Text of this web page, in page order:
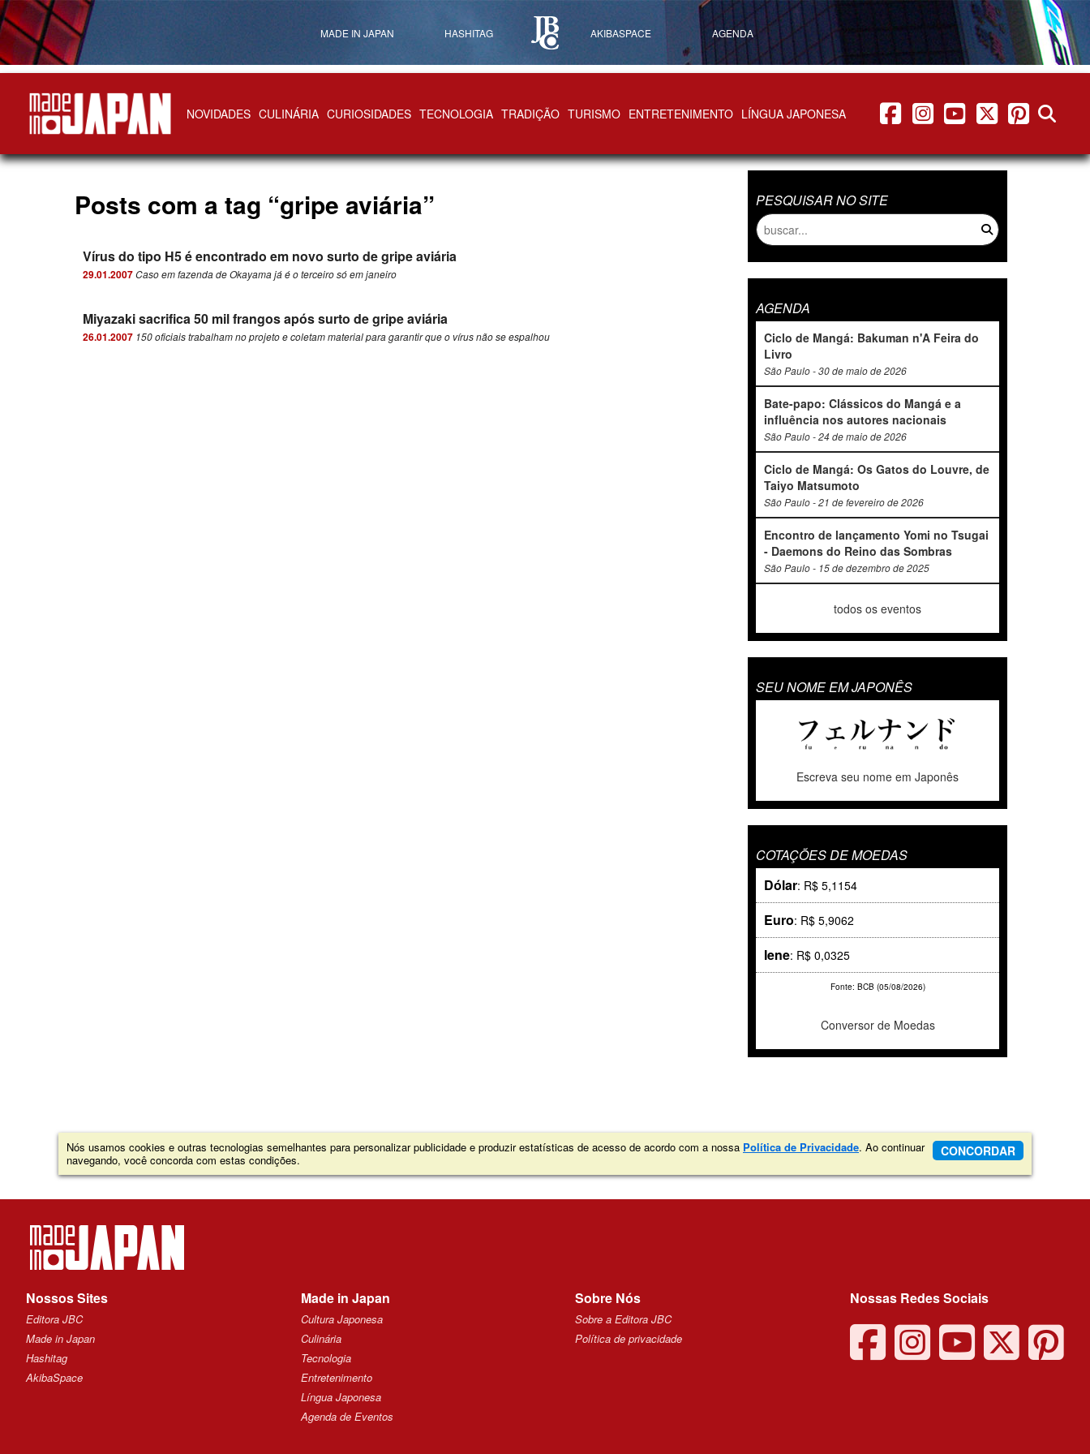
MADE IN JAPAN HASHITAG AKIBASPACE AGENDA
NOVIDADES CULINÁRIA CURIOSIDADES TECNOLOGIA TRADIÇÃO TURISMO ENTRETENIMENTO LÍNGUA JAPONESA facebook instagram youtube twitter pinterest
Posts com a tag “gripe aviária”
Vírus do tipo H5 é encontrado em novo surto de gripe aviária
29.01.2007Caso em fazenda de Okayama já é o terceiro só em janeiro
Miyazaki sacrifica 50 mil frangos após surto de gripe aviária
26.01.2007 150 oficiais trabalham no projeto e coletam material para garantir que o vírus não se espalhou
PESQUISAR NO SITE
AGENDA
Ciclo de Mangá: Bakuman n'A Feira do
Livro
São Paulo - 30 de maio de 2026
Bate-papo: Clássicos do Mangá e a
influência nos autores nacionais
São Paulo - 24 de maio de 2026
Ciclo de Mangá: Os Gatos do Louvre, de
Taiyo Matsumoto
São Paulo - 21 de fevereiro de 2026
Encontro de lançamento Yomi no Tsugai
- Daemons do Reino das Sombras
São Paulo - 15 de dezembro de 2025
todos os eventos
SEU NOME EM JAPONÊS
Escreva seu nome em Japonês
COTAÇÕES DE MOEDAS
Dólar: R$ 5,1154
Euro: R$ 5,9062
Iene: R$ 0,0325
Fonte: BCB (05/08/2026)
Conversor de Moedas
Nós usamos cookies e outras tecnologias semelhantes para personalizar publicidade e produzir estatísticas de acesso de acordo com a nossa Política de Privacidade. Ao continuar
navegando, você concorda com estas condições.
CONCORDAR
Nossos Sites
Editora JBC
Made in Japan
Hashitag
AkibaSpace
Made in Japan
Cultura Japonesa
Culinária
Tecnologia
Entretenimento
Língua Japonesa
Agenda de Eventos
Sobre Nós
Sobre a Editora JBC
Política de privacidade
Nossas Redes Sociais
facebook